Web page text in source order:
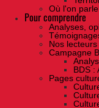
Où l'on
Pour comprendre
Analyses,
Nos
Campagne
BDS :
Pages